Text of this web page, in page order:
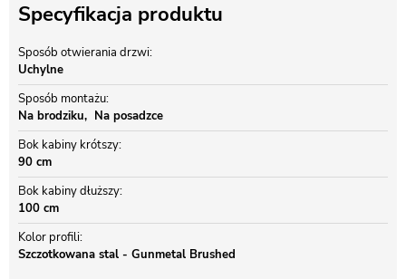
Specyfikacja produktu
Sposób otwierania drzwi
Uchylne
Sposób montażu
Na brodziku
Na posadzce
Bok kabiny krótszy
90 cm
Bok kabiny dłuższy
100 cm
Kolor profili
Szczotkowana stal - Gunmetal Brushed